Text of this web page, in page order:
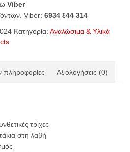
Viber
Viber: 6934 844 314
Κατηγορία: Αναλώσιμα & Υλικά
πληροφορίες Αξιολογήσεις (0)
τρίχες
στη λαβή